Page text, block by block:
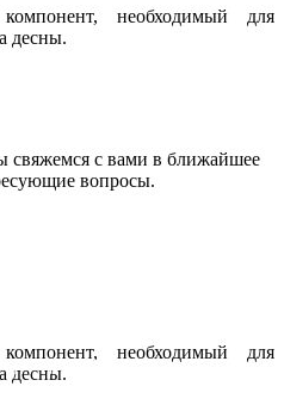
необходимый для
десны.
свяжемся с вами в ближайшее
вопросы.
необходимый для
десны.